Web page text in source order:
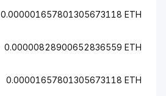
0.000001657801305673118 ETH
0.00000828900652836559 ETH
0.00001657801305673118 ETH